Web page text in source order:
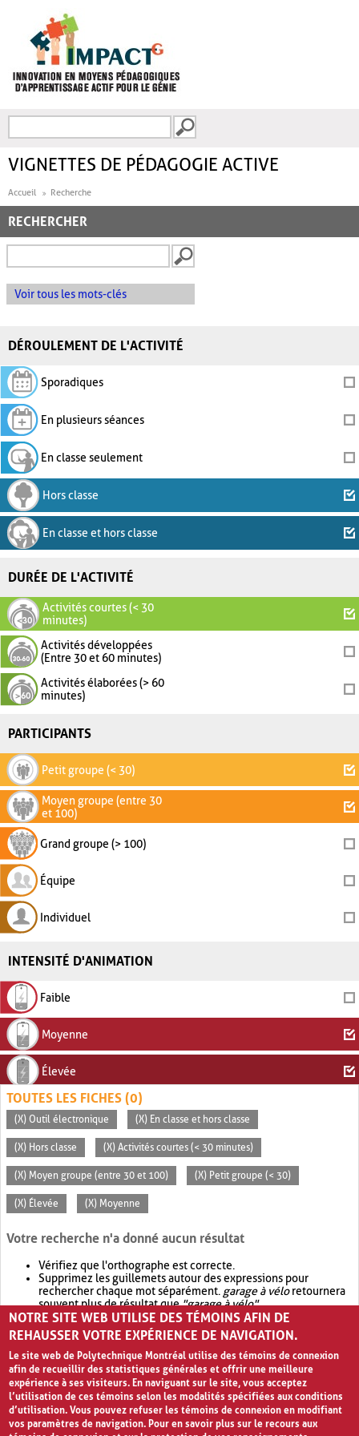
FORMULAIRE DE
VIGNETTES DE PÉDAGOGIE ACTIVE
Accueil Recherche
RECHERCHER
Voir tous les mots-clés
DÉROULEMENT DE L'ACTIVITÉ
Sporadiques
En plusieurs séances
En classe seulement
Hors classe
En classe et hors classe
DURÉE DE L'ACTIVITÉ
Activités courtes (< 30
minutes)
Activités développées
(Entre 30 et 60 minutes)
Activités élaborées (> 60
minutes)
PARTICIPANTS
Petit groupe (< 30)
Moyen groupe (entre 30
et 100)
Grand groupe (> 100)
Équipe
Individuel
INTENSITÉ D'ANIMATION
Faible
Moyenne
Élevée
TOUTES LES FICHES (0)
(X) Outil électronique (X) En classe et hors classe
(X) Hors classe (X) Activités courtes (< 30 minutes)
(X) Moyen groupe (entre 30 et 100) (X) Petit groupe (< 30)
(X) Élevée (X) Moyenne
Votre recherche n'a donné aucun résultat
Vérifiez que l'orthographe est correcte.
Supprimez les guillemets autour des expressions pour
rechercher chaque mot séparément. garage à véloretournera
souvent plus de résultat que"garage à vélo".
Envisagez d'élargir votre recherche avec OR.garage OR vélo
retournera souvent plus de résultat quegarage à vélo
NOTRE SITE WEB UTILISE DES TÉMOINS AFIN DE
REHAUSSER VOTRE EXPÉRIENCE DE NAVIGATION.
Le site web de Polytechnique Montréal utilise des témoins de connexion
afin de recueillir des statistiques générales et offrir une meilleure
expérience à ses visiteurs. En naviguant sur le site, vous acceptez
l’utilisation de ces témoins selon les modalités spécifiées aux conditions
d’utilisation. Vous pouvez refuser les témoins de connexion en modifiant
vos paramètres de navigation. Pour en savoir plus sur le recours aux